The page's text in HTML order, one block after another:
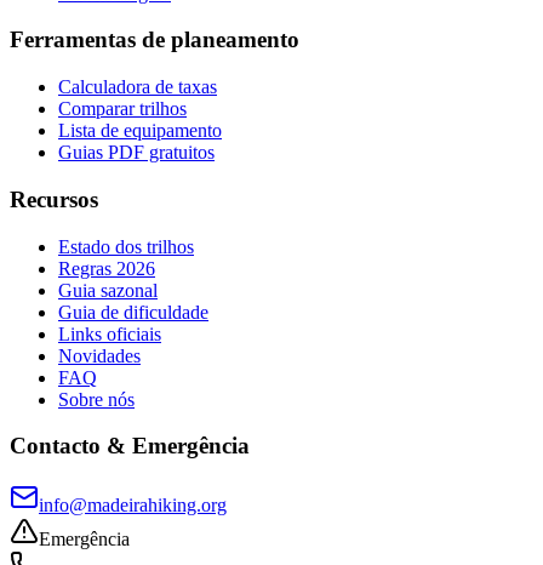
Ferramentas de planeamento
Calculadora de taxas
Comparar trilhos
Lista de equipamento
Guias PDF gratuitos
Recursos
Estado dos trilhos
Regras 2026
Guia sazonal
Guia de dificuldade
Links oficiais
Novidades
FAQ
Sobre nós
Contacto & Emergência
info@madeirahiking.org
Emergência